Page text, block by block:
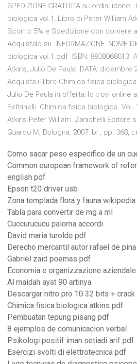
SPEDIZIONE GRATUITA su ordini
biologica vol.1, Libro di Peter William
Sconto 5% e Spedizione con corriere
Acquistalo su INFORMAZIONE. NOME
biologica vol.1.pdf. ISBN: 8808068013.
Atkins, Julio De Paula. DATA: dicembre
Acquista il libro Chimica fisica
Julio De Paula in offerta; lo trovi online
Feltrinelli Chimica fisica biologica. Vol.
Atkins Peter William. Zanichelli Editore
Guardo M. Bologna, 2007; br., pp. 368,
Como sacar peso especifico de un
Common european framework of
english pdf
Epson t20 driver usb
Zona templada flora y fauna wikipedia
Tabla para convertir de mg a ml
Cuccurucucu paloma accordi
David maria turoldo pdf
Derecho mercantil autor rafael de
Gabriel zaid poemas pdf
Economia e organizzazione
Al maidah ayat 90 artinya
Descargar nitro pro 10 32 bits + crack
Chimica fisica biologica atkins pdf
Pembuatan tepung pisang pdf
8 ejemplos de comunicacion verbal
Psikologi positif iman setiadi arif pdf
Esercizi svolti di elettrotecnica pdf